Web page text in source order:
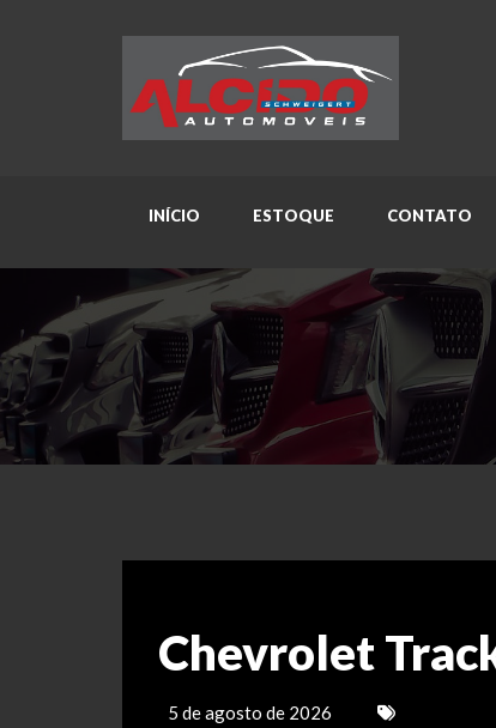
INÍCIO ESTOQUE CONTATO
Chevrolet
5 de agosto de 2026